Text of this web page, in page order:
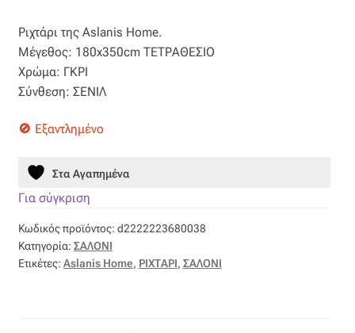
Βελούδο
Γάζα
Γκρο
Δαντέλα
was:
83,75 €.
τιμή
Ριχτάρι της Aslanis Home.
Μέγεθος: 180x350cm ΤΕΤΡΑΘΕΣΙΟ
Χρώμα: ΓΚΡΙ
Σύνθεση: ΣΕΝΙΛ
Εξαντλημένο
Στα Αγαπημένα
Για σύγκριση
Κωδικός προϊόντος: d2222223680038
Κατηγορία: ΣΑΛΟΝΙ
Ετικέτες: Aslanis Home, ΡΙΧΤΑΡΙ, ΣΑΛΟΝΙ